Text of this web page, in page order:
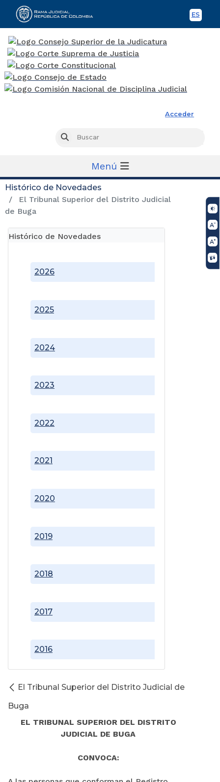
ES
Acceder
Buscar
Menú
Histórico de Novedades
El Tribunal Superior del Distrito Judicial
de Buga
Histórico de Novedades
2016
2017
2018
2019
2020
2021
2022
2023
2024
2025
2026
El Tribunal Superior del Distrito Judicial de
Buga
EL TRIBUNAL SUPERIOR DEL DISTRITO
JUDICIAL DE BUGA
CONVOCA: